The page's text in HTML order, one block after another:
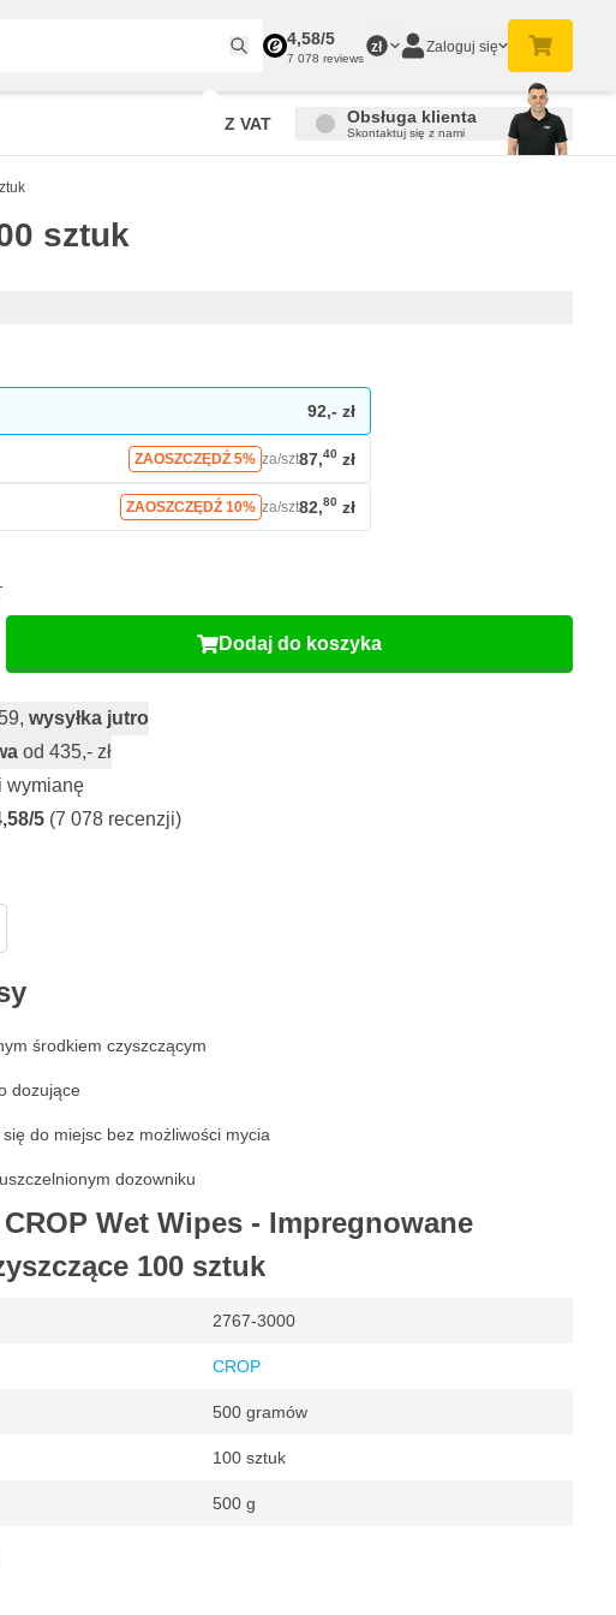
4,58/5
7 078 reviews
zł Zaloguj się
Z VAT Obsługa klienta
Skontaktuj się z nami
sztuk
92,- zł
ZAOSZCZĘDŹ 5% za/szt87,40 zł
ZAOSZCZĘDŹ 10% za/szt82,80 zł
Dodaj do koszyka
wysyłka jutro
od 435,- zł
wymianę
5 (7 078 recenzji)
środkiem czyszczącym
dozujące
do miejsc bez możliwości mycia
dozowniku
Wet Wipes - Impregnowane
100 sztuk
2767-3000
CROP
500 gramów
100 sztuk
500 g
czyszczące i odtłuszczające